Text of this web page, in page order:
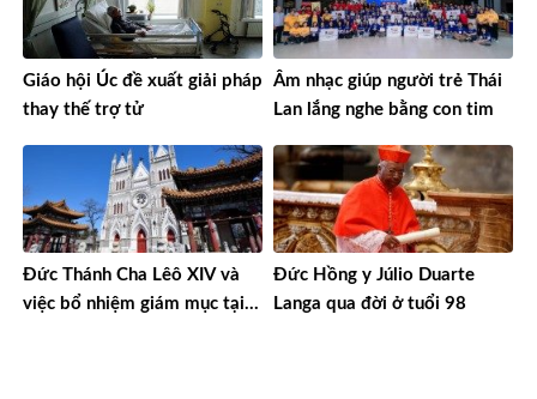
Giáo hội Úc đề xuất giải pháp
thay thế trợ tử
Âm nhạc giúp người trẻ Thái
Lan lắng nghe bằng con tim
Đức Thánh Cha Lêô XIV và
việc bổ nhiệm giám mục tại
Đức Hồng y Júlio Duarte
Langa qua đời ở tuổi 98